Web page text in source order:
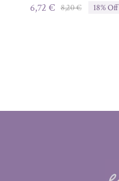
8,20€El
6,72€
El
18% Off